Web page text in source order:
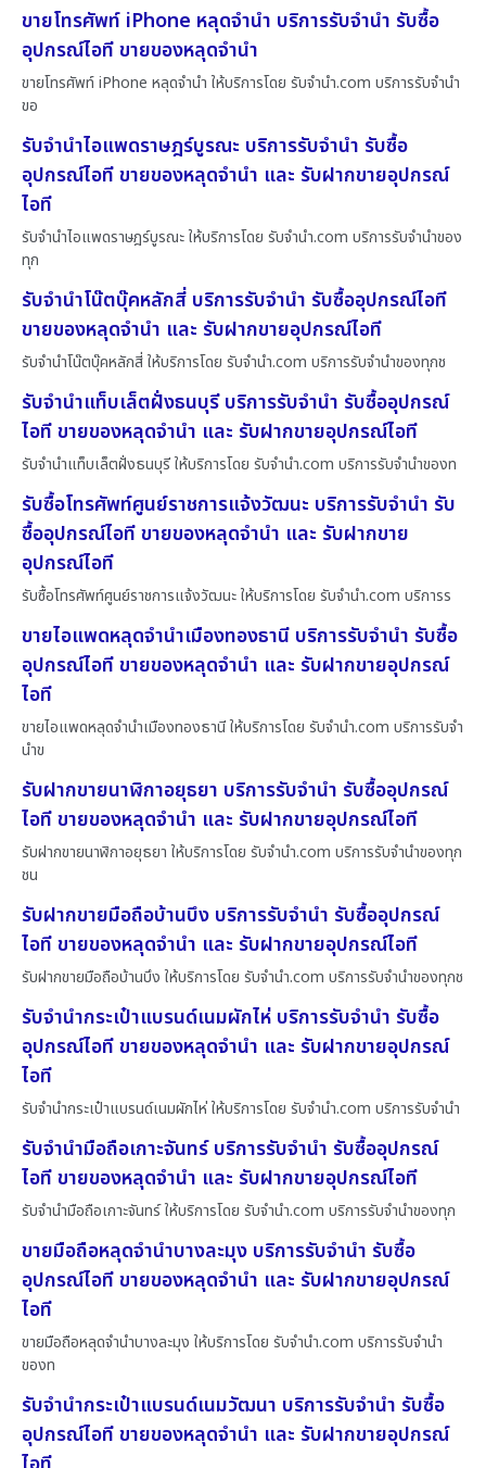
ขายโทรศัพท์ iPhone หลุดจำนำ บริการรับจำนำ รับซื้อ
อุปกรณ์ไอที ขายของหลุดจำนำ
ขายโทรศัพท์ iPhone หลุดจำนำ ให้บริการโดย รับจํานํา.com บริการรับจำนำ
ขอ
รับจำนำไอแพดราษฎร์บูรณะ บริการรับจำนำ รับซื้อ
อุปกรณ์ไอที ขายของหลุดจำนำ และ รับฝากขายอุปกรณ์
ไอที
รับจำนำไอแพดราษฎร์บูรณะ ให้บริการโดย รับจํานํา.com บริการรับจำนำของ
ทุก
รับจำนำโน๊ตบุ๊คหลักสี่ บริการรับจำนำ รับซื้ออุปกรณ์ไอที
ขายของหลุดจำนำ และ รับฝากขายอุปกรณ์ไอที
รับจำนำโน๊ตบุ๊คหลักสี่ ให้บริการโดย รับจํานํา.com บริการรับจำนำของทุกช
รับจำนำแท็บเล็ตฝั่งธนบุรี บริการรับจำนำ รับซื้ออุปกรณ์
ไอที ขายของหลุดจำนำ และ รับฝากขายอุปกรณ์ไอที
รับจำนำแท็บเล็ตฝั่งธนบุรี ให้บริการโดย รับจํานํา.com บริการรับจำนำของท
รับซื้อโทรศัพท์ศูนย์ราชการแจ้งวัฒนะ บริการรับจำนำ รับ
ซื้ออุปกรณ์ไอที ขายของหลุดจำนำ และ รับฝากขาย
อุปกรณ์ไอที
รับซื้อโทรศัพท์ศูนย์ราชการแจ้งวัฒนะ ให้บริการโดย รับจํานํา.com บริการร
ขายไอแพดหลุดจำนำเมืองทองธานี บริการรับจำนำ รับซื้อ
อุปกรณ์ไอที ขายของหลุดจำนำ และ รับฝากขายอุปกรณ์
ไอที
ขายไอแพดหลุดจำนำเมืองทองธานี ให้บริการโดย รับจํานํา.com บริการรับจำ
นำข
รับฝากขายนาฬิกาอยุธยา บริการรับจำนำ รับซื้ออุปกรณ์
ไอที ขายของหลุดจำนำ และ รับฝากขายอุปกรณ์ไอที
รับฝากขายนาฬิกาอยุธยา ให้บริการโดย รับจํานํา.com บริการรับจำนำของทุก
ชน
รับฝากขายมือถือบ้านบึง บริการรับจำนำ รับซื้ออุปกรณ์
ไอที ขายของหลุดจำนำ และ รับฝากขายอุปกรณ์ไอที
รับฝากขายมือถือบ้านบึง ให้บริการโดย รับจํานํา.com บริการรับจำนำของทุกช
รับจำนำกระเป๋าแบรนด์เนมผักไห่ บริการรับจำนำ รับซื้อ
อุปกรณ์ไอที ขายของหลุดจำนำ และ รับฝากขายอุปกรณ์
ไอที
รับจำนำกระเป๋าแบรนด์เนมผักไห่ ให้บริการโดย รับจํานํา.com บริการรับจำนำ
รับจำนำมือถือเกาะจันทร์ บริการรับจำนำ รับซื้ออุปกรณ์
ไอที ขายของหลุดจำนำ และ รับฝากขายอุปกรณ์ไอที
รับจำนำมือถือเกาะจันทร์ ให้บริการโดย รับจํานํา.com บริการรับจำนำของทุก
ขายมือถือหลุดจำนำบางละมุง บริการรับจำนำ รับซื้อ
อุปกรณ์ไอที ขายของหลุดจำนำ และ รับฝากขายอุปกรณ์
ไอที
ขายมือถือหลุดจำนำบางละมุง ให้บริการโดย รับจํานํา.com บริการรับจำนำ
ของท
รับจำนำกระเป๋าแบรนด์เนมวัฒนา บริการรับจำนำ รับซื้อ
อุปกรณ์ไอที ขายของหลุดจำนำ และ รับฝากขายอุปกรณ์